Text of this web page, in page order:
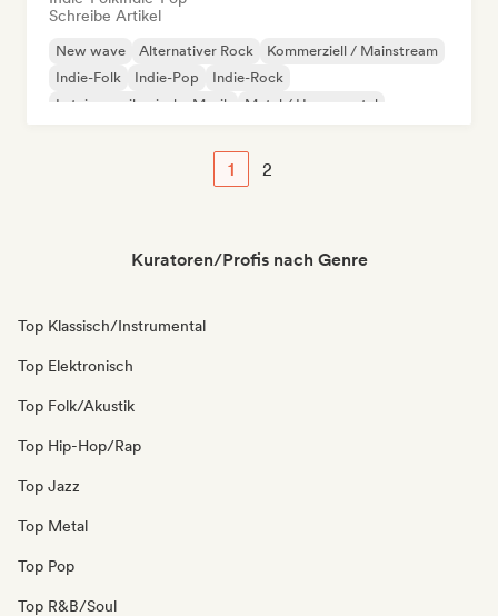
Schreibe Artikel
New wave Alternativer Rock
Kommerziell / Mainstream
Indie-Folk
Indie-Pop
Indie-Rock
Lateinamerikanische Musik
Metal / Heavy metal
1 2
Kuratoren/Profis nach Genre
Top Klassisch/Instrumental
Top Elektronisch
Top Folk/Akustik
Top Hip-Hop/Rap
Top Jazz
Top Metal
Top Pop
Top R&B/Soul